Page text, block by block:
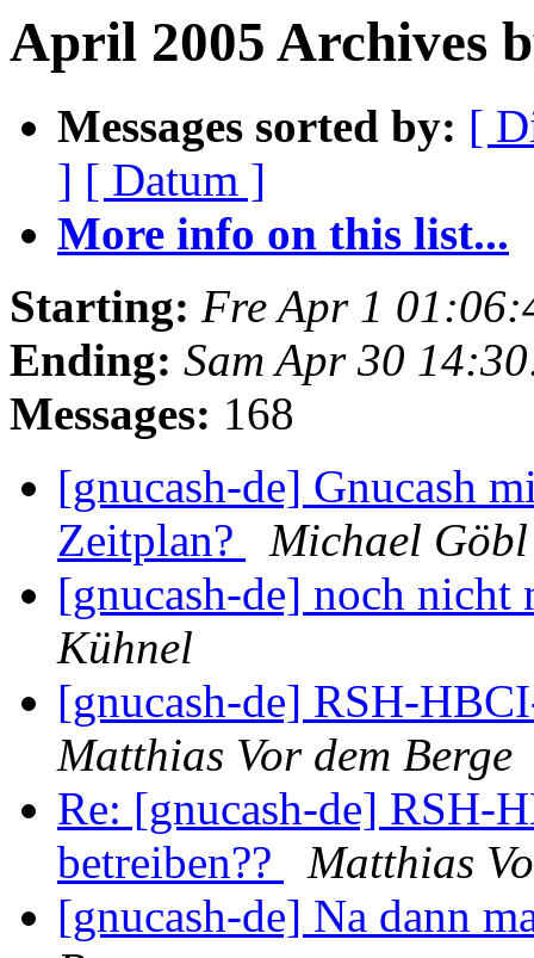
April 2005 Archives
Messages sorted by: [
] [ Datum ]
More info on this list...
Starting: Fre Apr 1
Ending: Sam Apr 30
Messages: 168
[gnucash-de] Gnucash
Zeitplan?
Michael Göbl
[gnucash-de] noch
Kühnel
[gnucash-de] RSH-
Matthias Vor dem Berge
Re: [gnucash-de] RSH-
betreiben??
Matthias
[gnucash-de] Na dann